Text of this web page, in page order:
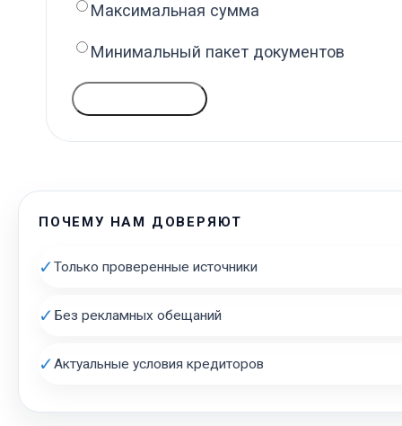
Максимальная сумма
Минимальный пакет документов
ПОЧЕМУ НАМ ДОВЕРЯЮТ
✓Только проверенные источники
✓ Без рекламных обещаний
✓Актуальные условия кредиторов